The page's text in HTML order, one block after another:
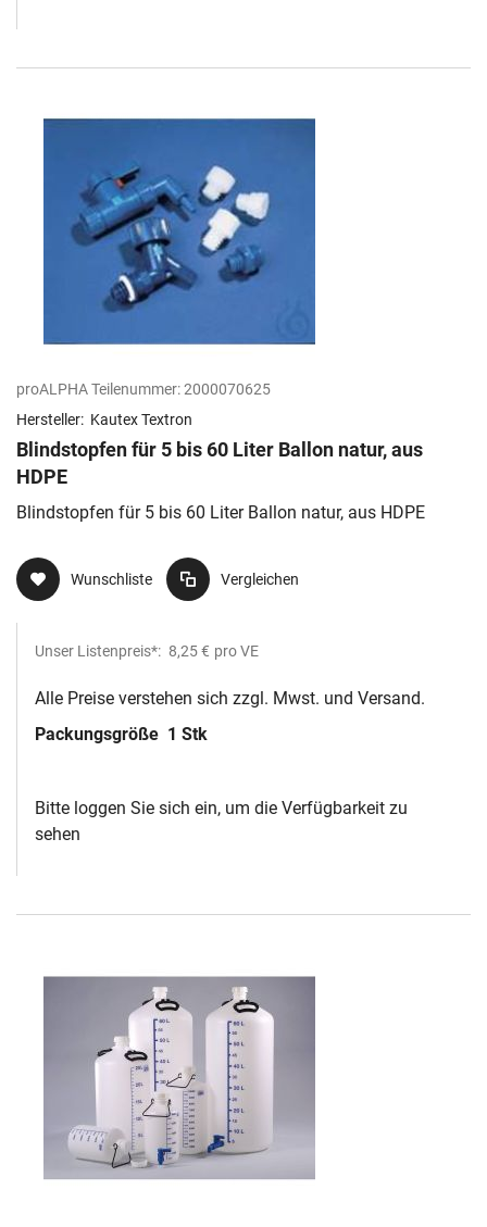
proALPHA Teilenummer:2000070625
Hersteller: Kautex Textron
Blindstopfen für 5 bis 60 Liter Ballon natur, aus
HDPE
Blindstopfen für 5 bis 60 Liter Ballon natur, aus HDPE
Wunschliste Vergleichen
Unser Listenpreis*: 8,25 € pro VE
Alle Preise verstehen sich zzgl. Mwst. und Versand.
Packungsgröße 1 Stk
Bitte loggen Sie sich ein, um die Verfügbarkeit zu
sehen